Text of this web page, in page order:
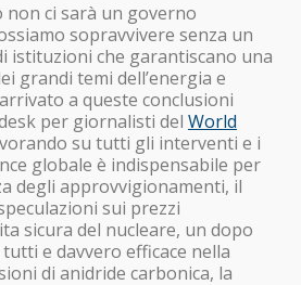
ci sarà un governo
sopravvivere senza un
istituzioni che garantiscano una
grandi temi dell’energia e
a queste conclusioni
per giornalisti del World
su tutti gli interventi e i
globale è indispensabile per
degli approvvigionamenti, il
sui prezzi
sicura del nucleare, un dopo
e davvero efficace nella
di anidride carbonica, la